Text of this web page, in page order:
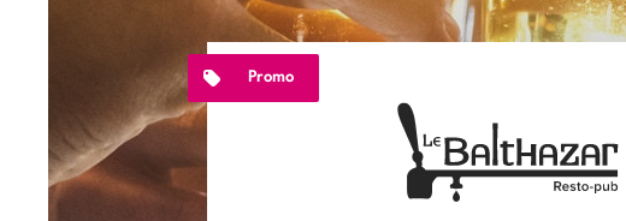
Promo